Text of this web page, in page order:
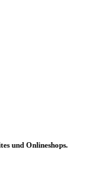
und Onlineshops.